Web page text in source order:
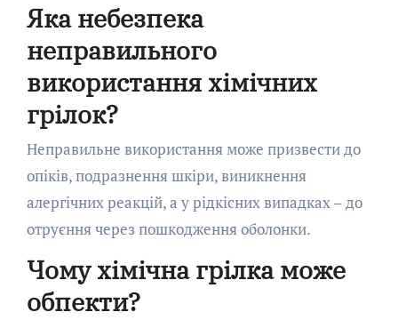
Яка небезпека
неправильного
використання хімічних
грілок?
Неправильне використання може призвести до
опіків, подразнення шкіри, виникнення
алергічних реакцій, а у рідкісних випадках – до
отруєння через пошкодження оболонки.
Чому хімічна грілка може
обпекти?